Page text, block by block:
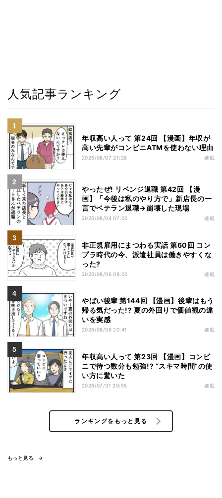
人気記事ランキング
年収高い人って 第24回 【漫画】年収が
高い先輩がコンビニATMを使わない理由
2026/08/07 21:28 連載
やったぜ! リベンジ退職 第42回 【漫
画】「今後は私のやり方で」新店長の一
言でベテラン退職→崩壊した現場
2026/08/04 07:00 連載
非正規雇用にまつわる実話 第60回 コン
プラ時代の今、派遣社員は働きやすくな
った?
2026/08/06 08:00 連載
やばい後輩 第144回 【漫画】後輩はもう
帰る気だった!? 夏の外回りで価値観の違
いを実感
2026/08/06 20:41 連載
年収高い人って 第23回 【漫画】コンビ
ニで待つ数分も勉強!? “スキマ時間”の使
い方に驚いた
2026/07/31 20:55 連載
ランキングをもっと見る
もっと見る